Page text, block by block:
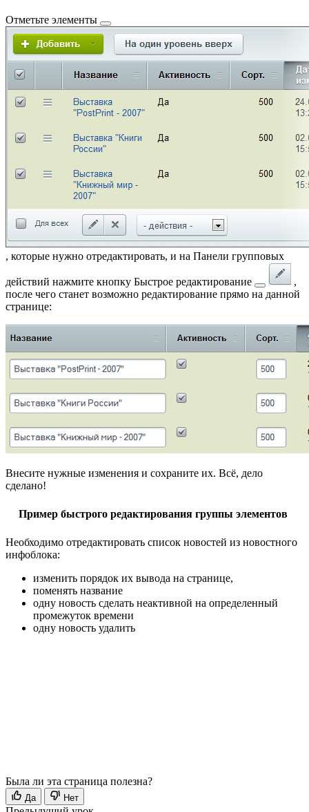
Отметьте элементы
, которые нужно отредактировать, и на Панели групповых
действий нажмите кнопку Быстрое редактирование
,
после чего станет возможно редактирование прямо на данной
странице:
Внесите нужные изменения и сохраните их. Всё, дело
сделано!
Пример быстрого редактирования группы элементов
Необходимо отредактировать список новостей из новостного
инфоблока:
изменить порядок их вывода на странице,
поменять название
одну новость сделать неактивной на определенный
промежуток времени
одну новость удалить
Была ли эта страница полезна?
Да Нет